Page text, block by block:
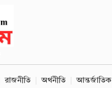
রাজনীতি অর্থনীতি আন্তর্জাতিক